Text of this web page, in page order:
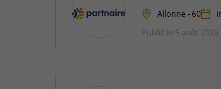
Allonne - 60
Publié le 5 août 2026